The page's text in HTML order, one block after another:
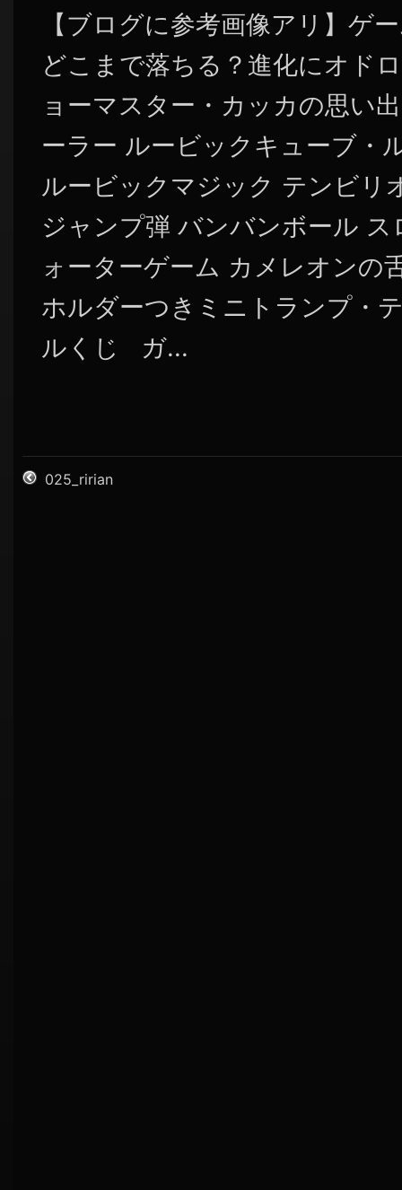
【ブログに参考画像アリ】ゲ
どこまで落ちる？進化にオド
ョーマスター・カッカの思い
ーラー ルービックキューブ・
ルービックマジック テンビリ
ジャンプ弾 バンバンボール
ォーターゲーム カメレオンの
ホルダーつきミニトランプ・
ルくじ ガ...
025_ririan